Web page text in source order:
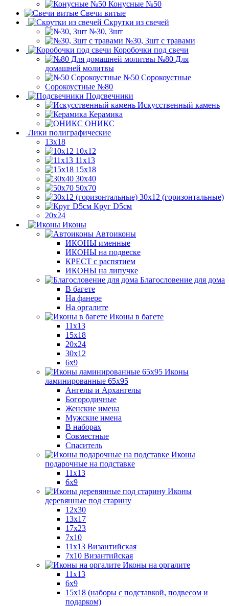
Конусные №50
Свечи витые
Скрутки из свечей
№30, 3шт
№30, 3шт с травами
Коробочки под свечи
№80 Для
домашней молитвы
№50 Сорокоустные
Сорокоустные №80
Подсвечники
Искусственный камень
Керамика
ОНИКС
Лики полиграфические
13x18
10x12
11х13
15х18
30x40
50x70
30x12 (горизонтальные)
Круг D5см
20х24
Иконы
Автоиконы
ИКОНЫ именные
ИКОНЫ на подвеске
КРЕСТ с распятием
ИКОНЫ на липучке
Благословение для дома
В багете
На фанере
На оргалите
Иконы в багете
11x13
15x18
20x24
30х12
6x9
Иконы
ламинированные 65x95
Ангелы и Архангелы
Богородичные
Женские имена
Мужские имена
В наборах
Совместные
Спаситель
Иконы
подарочные на подставке
11x13
6x9
Иконы
деревянные под старину
12х30
13x17
17x23
7x10
11x13 Византийская
7x10 Византийская
Иконы на оргалите
11x13
6x9
15х18 (наборы с подставкой, подвесом и
подарком)